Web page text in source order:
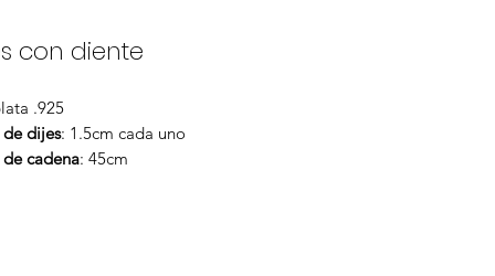
con diente
.925
de dijes: 1.5cm cada uno
cadena: 45cm